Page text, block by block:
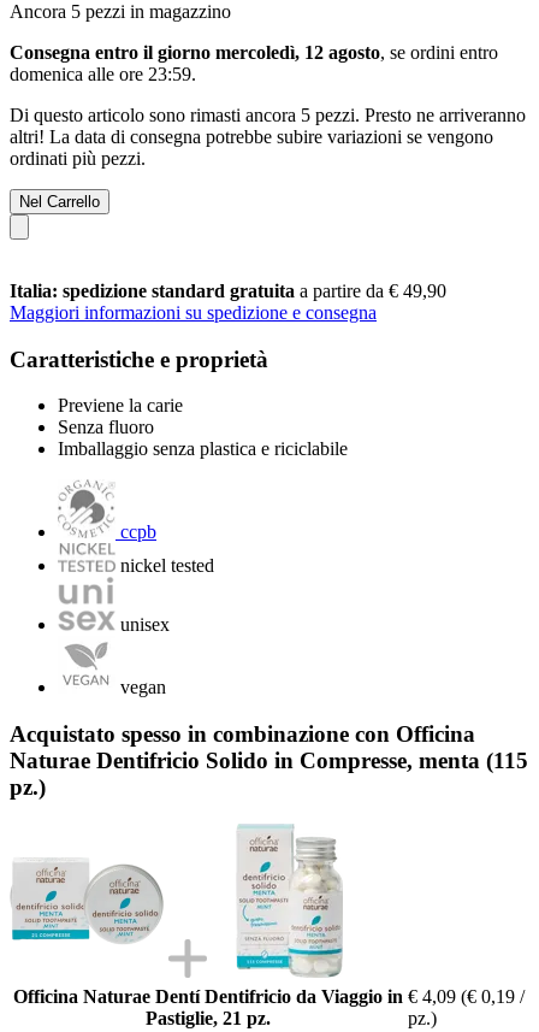
Ancora 5 pezzi in magazzino
Consegna entro il giorno mercoledì, 12 agosto, se ordini entro
domenica alle ore 23:59.
Di questo articolo sono rimasti ancora 5 pezzi. Presto ne arriveranno
altri! La data di consegna potrebbe subire variazioni se vengono
ordinati più pezzi.
Nel Carrello
Italia: spedizione standard gratuita a partire da € 49,90
Maggiori informazioni su spedizione e consegna
Caratteristiche e proprietà
Previene la carie
Senza fluoro
Imballaggio senza plastica e riciclabile
ccpb
nickel tested
unisex
vegan
Acquistato spesso in combinazione con Officina
Naturae Dentifricio Solido in Compresse, menta (115
pz.)
Officina Naturae Dentí Dentifricio da Viaggio in
Pastiglie, 21 pz.
€ 4,09 (€ 0,19 /
pz.)